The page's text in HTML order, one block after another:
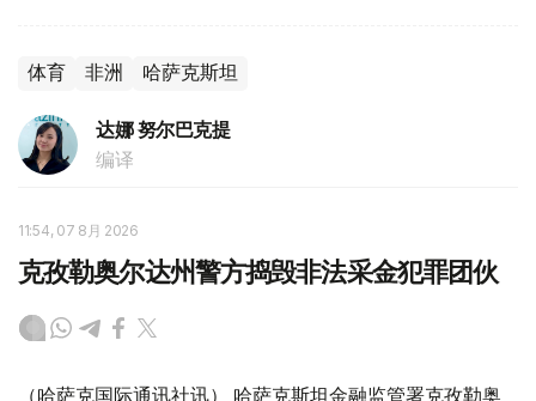
体育 非洲 哈萨克斯坦
达娜 努尔巴克提
编译
11:54, 07 8月 2026
克孜勒奥尔达州警方捣毁非法采金犯罪团伙
（哈萨克国际通讯社讯） 哈萨克斯坦金融监管署克孜勒奥